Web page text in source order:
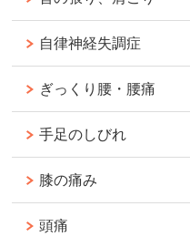
自律神経失調症
ぎっくり腰・腰痛
手足のしびれ
膝の痛み
頭痛